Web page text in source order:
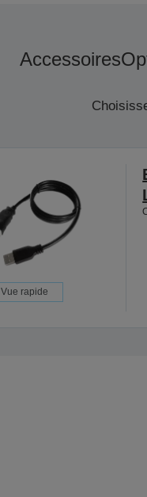
Accessoires
Vue rapide